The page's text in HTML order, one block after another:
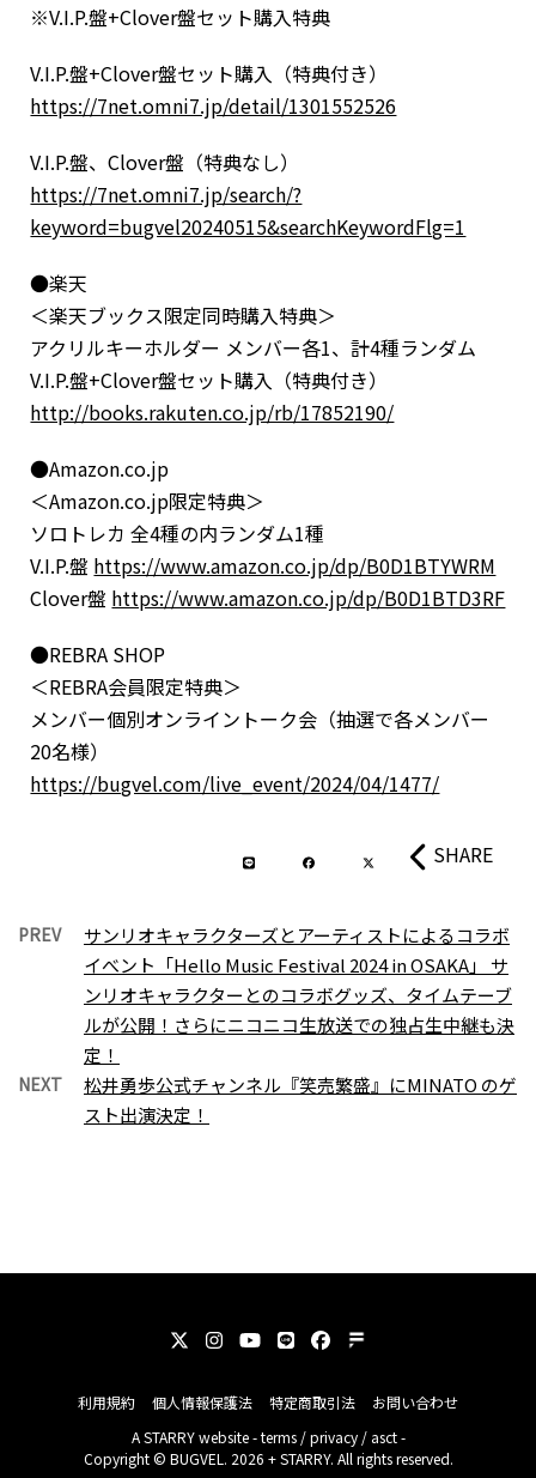
※V.I.P.盤+Clover盤セット購入特典
V.I.P.盤+Clover盤セット購入（特典付き）
https://7net.omni7.jp/detail/1301552526
V.I.P.盤、Clover盤（特典なし）
https://7net.omni7.jp/search/?
keyword=bugvel20240515&searchKeywordFlg=1
●楽天
＜楽天ブックス限定同時購入特典＞
アクリルキーホルダー メンバー各1、計4種ランダム
V.I.P.盤+Clover盤セット購入（特典付き）
http://books.rakuten.co.jp/rb/17852190/
●Amazon.co.jp
＜Amazon.co.jp限定特典＞
ソロトレカ 全4種の内ランダム1種
V.I.P.盤 https://www.amazon.co.jp/dp/B0D1BTYWRM
Clover盤 https://www.amazon.co.jp/dp/B0D1BTD3RF
●REBRA SHOP
＜REBRA会員限定特典＞
メンバー個別オンライントーク会（抽選で各メンバー
20名様）
https://bugvel.com/live_event/2024/04/1477/
SHARE
PREV
サンリオキャラクターズとアーティストによるコラボ
イべント「Hello Music Festival 2024 in OSAKA」 サ
ンリオキャラクターとのコラボグッズ、タイムテーブ
ルが公開！さらにニコニコ生放送での独占生中継も決
定！
NEXT
松井勇歩公式チャンネル『笑売繁盛』にMINATO のゲ
スト出演決定！
利用規約 個人情報保護法 特定商取引法
お問い合わせ
ASTARRYwebsite -terms/privacy/ asct-
Copyright © BUGVEL. 2026 + STARRY. All rights reserved.